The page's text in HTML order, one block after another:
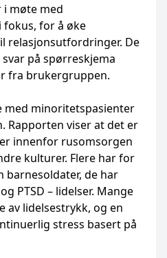
i møte med
for å øke
relasjonsutfordringer. De
på spørreskjema
fra brukergruppen.
med minoritetspasienter
Rapporten viser at det er
innenfor rusomsorgen
kulturer. Flere har for
barnesoldater, de har
PTSD – lidelser. Mange
av lidelsestrykk, og en
stress basert på